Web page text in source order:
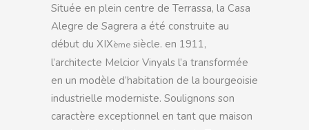
Située en plein centre de Terrassa, la Casa
Alegre de Sagrera a été construite au
début du XIXème siècle. en 1911,
l’architecte Melcior Vinyals l’a transformée
en un modèle d’habitation de la bourgeoisie
industrielle moderniste. Soulignons son
caractère exceptionnel en tant que maison